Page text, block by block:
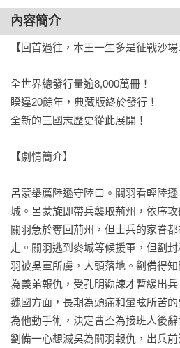
內容簡介
【回首過往，本王一生多是征戰沙
全世界總發行量逾8,000萬冊！
睽違20餘年，典藏版終於發行！
全新的三國志歷史從此展開！
【劇情簡介】
呂蒙舉薦陸遜守陸口。關羽看輕陸
城。呂蒙旋即帶兵襲取荊州，依序
關羽急於奪回荊州，但士兵的家眷
走。關羽逃到麥城等候援軍，但劉
羽被吳軍所虜，人頭落地。劉備得
為義弟報仇，受孔明勸諫才暫緩出兵
魏國方面，長期為頭痛和暈眩所苦
為他動手術，決定曹丕為接班人後辭
劉備一心想滅吳為關羽報仇，出兵